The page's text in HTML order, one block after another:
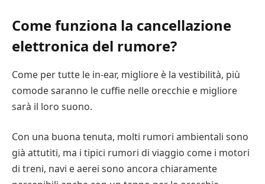
Come funziona la cancellazione
elettronica del rumore?
Come per tutte le in-ear, migliore è la vestibilità, più
comode saranno le cuffie nelle orecchie e migliore
sarà il loro suono.
Con una buona tenuta, molti rumori ambientali sono
già attutiti, ma i tipici rumori di viaggio come i motori
di treni, navi e aerei sono ancora chiaramente